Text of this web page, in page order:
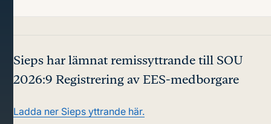
Sieps har lämnat remissyttrande till SOU
2026:9 Registrering av EES-medborgare
Ladda ner Sieps yttrande här.